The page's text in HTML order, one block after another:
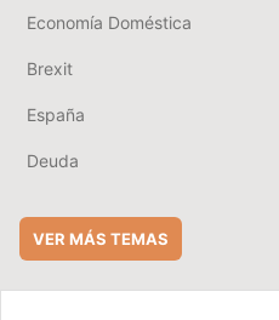
Economía Doméstica
Brexit
España
Deuda
VER MÁS TEMAS